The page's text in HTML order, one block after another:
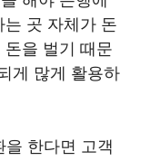
곳 자체가 돈
을 벌기 때문
게 많게 활용하
을 한다면 고객